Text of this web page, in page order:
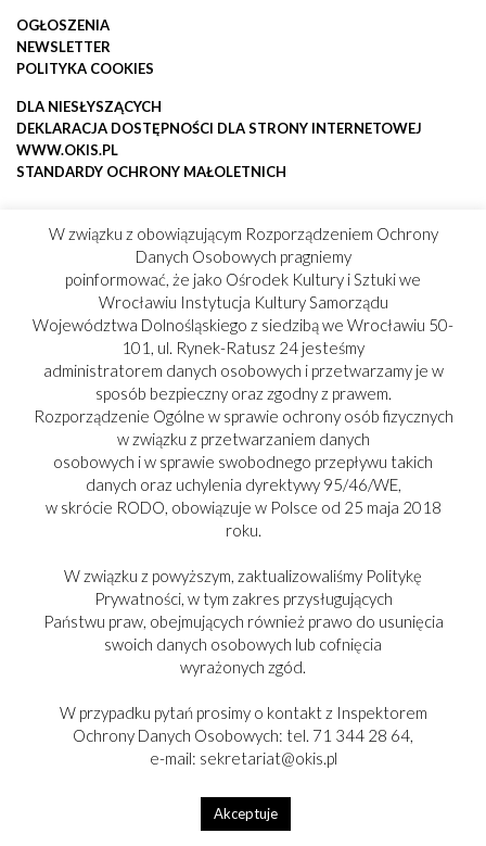
OGŁOSZENIA
NEWSLETTER
POLITYKA COOKIES
DLA NIESŁYSZĄCYCH
DEKLARACJA DOSTĘPNOŚCI DLA STRONY INTERNETOWEJ
WWW.OKIS.PL
STANDARDY OCHRONY MAŁOLETNICH
W związku z obowiązującym Rozporządzeniem Ochrony
Danych Osobowych pragniemy
poinformować, że jako Ośrodek Kultury i Sztuki we
Wrocławiu Instytucja Kultury Samorządu
Województwa Dolnośląskiego z siedzibą we Wrocławiu 50-
101, ul. Rynek-Ratusz 24 jesteśmy
administratorem danych osobowych i przetwarzamy je w
sposób bezpieczny oraz zgodny z prawem.
Rozporządzenie Ogólne w sprawie ochrony osób fizycznych
w związku z przetwarzaniem danych
osobowych i w sprawie swobodnego przepływu takich
danych oraz uchylenia dyrektywy 95/46/WE,
w skrócie RODO, obowiązuje w Polsce od 25 maja 2018
roku.
W związku z powyższym, zaktualizowaliśmy Politykę
Prywatności, w tym zakres przysługujących
Państwu praw, obejmujących również prawo do usunięcia
swoich danych osobowych lub cofnięcia
wyrażonych zgód.
W przypadku pytań prosimy o kontakt z Inspektorem
Ochrony Danych Osobowych: tel. 71 344 28 64,
e-mail: sekretariat@okis.pl
Akceptuje